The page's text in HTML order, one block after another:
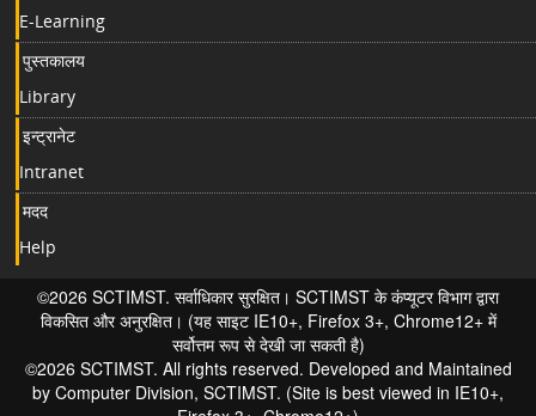
E-Learning
पुस्तकालय
Library
इन्ट्रानेट
Intranet
मदद
Help
©2026 SCTIMST. सर्वाधिकार सुरक्षित। SCTIMST के कंप्यूटर विभाग द्वारा
विकसित और अनुरक्षित। (यह साइट IE10+, Firefox 3+, Chrome12+ में
सर्वोत्तम रूप से देखी जा सकती है)
©2026 SCTIMST. All rights reserved. Developed and Maintained
by Computer Division, SCTIMST. (Site is best viewed in IE10+,